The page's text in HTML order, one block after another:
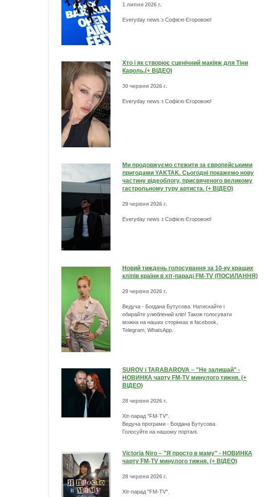
1 липня 2026 г.
Everyday news з Софією Єгоровою!
Хто і як створює сценічний макіяж для Тіни
Кароль.(+ ВІДЕО)
30 червня 2026 г.
Everyday news з Софією Єгоровою!
Ми продовжуємо стежити за європейськими
пригодами YAKTAK. Сьогодні покажемо нову
частину відеоблогу, присвяченого великому
гастрольному туру артиста. (+ ВІДЕО)
29 червня 2026 г.
Everyday news з Софією Єгоровою!
Новий тиждень голосування за 10-ку кращих
кліпів країни в хіт-параді FM-TV (ПОСИЛАННЯ)
29 червня 2026 г.
Ведуча - Богдана Бутусова. Натискайте і
обирайте улюблений кліп! Також голосувати
можна на наших сторінках в facebook,
Telegram, WhatsApp.
SUROV і TARABAROVA – "Не залишай" -
НОВИНКА чарту FM-TV минулого тижня. (+
ВІДЕО)
28 червня 2026 г.
Хіт-парад "FM-TV".
Ведуча програми - Богдана Бутусова.
Голосуйте на нашому порталі.
Victoria Niro – "Я просто в маму" - НОВИНКА
чарту FM-TV минулого тижня. (+ ВІДЕО)
28 червня 2026 г.
Хіт-парад "FM-TV".